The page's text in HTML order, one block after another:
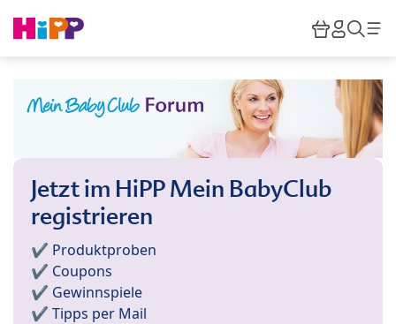
HiPP
Jetzt im HiPP Mein BabyClub
registrieren
✔️ Produktproben
✔️ Coupons
✔️ Gewinnspiele
✔️ Tipps per Mail